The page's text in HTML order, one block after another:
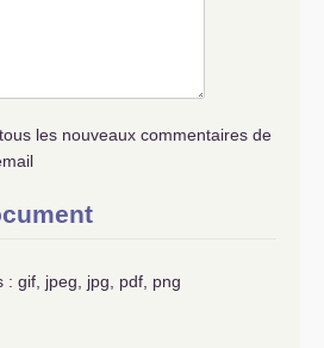
les nouveaux commentaires de
: gif, jpeg, jpg, pdf, png